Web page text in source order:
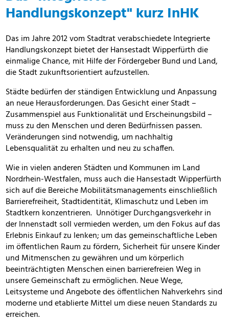
Handlungskonzept" kurz InHK
Das im Jahre 2012 vom Stadtrat verabschiedete Integrierte
Handlungskonzept bietet der Hansestadt Wipperfürth die
einmalige Chance, mit Hilfe der Fördergeber Bund und Land,
die Stadt zukunftsorientiert aufzustellen.
Städte bedürfen der ständigen Entwicklung und Anpassung
an neue Herausforderungen. Das Gesicht einer Stadt –
Zusammenspiel aus Funktionalität und Erscheinungsbild –
muss zu den Menschen und deren Bedürfnissen passen.
Veränderungen sind notwendig, um nachhaltig
Lebensqualität zu erhalten und neu zu schaffen.
Wie in vielen anderen Städten und Kommunen im Land
Nordrhein-Westfalen, muss auch die Hansestadt Wipperfürth
sich auf die Bereiche Mobilitätsmanagements einschließlich
Barrierefreiheit, Stadtidentität, Klimaschutz und Leben im
Stadtkern konzentrieren. Unnötiger Durchgangsverkehr in
der Innenstadt soll vermieden werden, um den Fokus auf das
Erlebnis Einkauf zu lenken; um das gemeinschaftliche Leben
im öffentlichen Raum zu fördern, Sicherheit für unsere Kinder
und Mitmenschen zu gewähren und um körperlich
beeinträchtigten Menschen einen barrierefreien Weg in
unsere Gemeinschaft zu ermöglichen. Neue Wege,
Leitsysteme und Angebote des öffentlichen Nahverkehrs sind
moderne und etablierte Mittel um diese neuen Standards zu
erreichen.